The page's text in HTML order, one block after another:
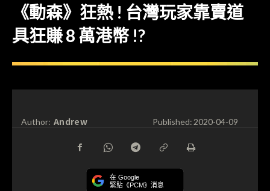
《動森》狂熱 ! 台灣玩家靠賣道
具狂賺 8 萬港幣 !?
Author: Andrew Published:2020-04-09
在 Google
緊貼《PCM》消息